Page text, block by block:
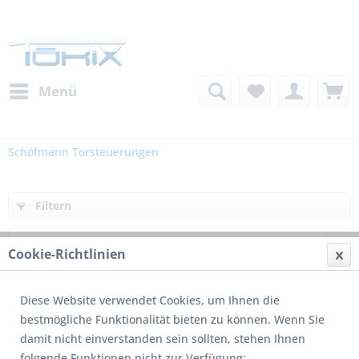
Menü
Schöfmann Torsteuerungen
Filtern
Cookie-Richtlinien
Diese Website verwendet Cookies, um Ihnen die
bestmögliche Funktionalität bieten zu können. Wenn Sie
damit nicht einverstanden sein sollten, stehen Ihnen